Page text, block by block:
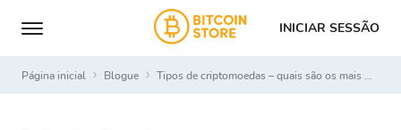
INICIAR SESSÃO
Página inicial Blogue Tipos de criptomoedas – quais são os mais populares e para que servem?